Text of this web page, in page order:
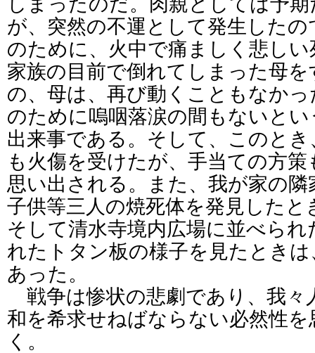
が、突然の不運として発生した
のために、火中で痛ましく悲し
家族の目前で倒れてしまった母
の、母は、再び動くこともなか
のために嗚咽落涙の間もないと
出来事である。そして、このと
も火傷を受けたが、手当ての方
思い出される。また、我が家の
子供等三人の焼死体を発見した
そして清水寺境内広場に並べら
れたトタン板の様子を見たとき
あった。
戦争は惨状の悲劇であり、我々
和を希求せねばならない必然性
く。